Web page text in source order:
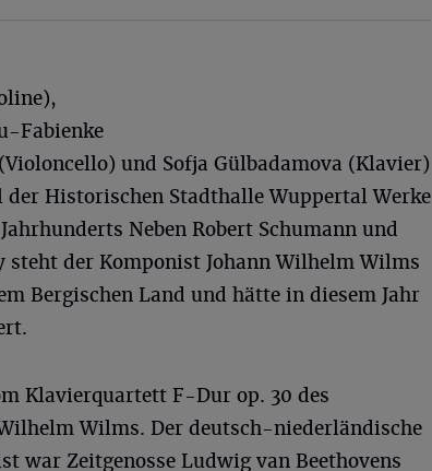
Fabienke
und Sofja Gülbadamova (Klavier)
der Historischen Stadthalle Wuppertal Werke
Neben Robert Schumann und
der Komponist Johann Wilhelm Wilms
Bergischen Land und hätte in diesem Jahr
Klavierquartett F-Dur op. 30 des
Wilms. Der deutsch-niederländische
war Zeitgenosse Ludwig van Beethovens